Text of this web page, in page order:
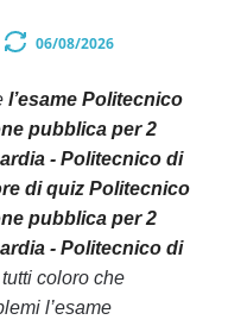
06/08/2026
l’esame Politecnico
pubblica per 2
- Politecnico di
di quiz Politecnico
pubblica per 2
- Politecnico di
coloro che
l’esame